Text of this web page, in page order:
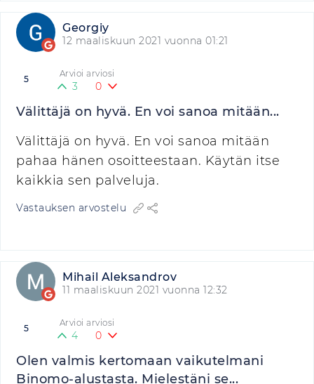
Georgiy
12 maaliskuun 2021 vuonna 01:21
5 Arvioi arviosi
3 0
Välittäjä on hyvä. En voi sanoa mitään...
Välittäjä on hyvä. En voi sanoa mitään
pahaa hänen osoitteestaan. Käytän itse
kaikkia sen palveluja.
Vastauksen arvostelu
Mihail Aleksandrov
11 maaliskuun 2021 vuonna 12:32
5 Arvioi arviosi
4 0
Olen valmis kertomaan vaikutelmani
Binomo-alustasta. Mielestäni se...